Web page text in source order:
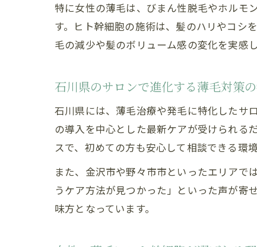
特に女性の薄毛は、びまん性脱毛やホルモ
す。ヒト幹細胞の施術は、髪のハリやコシ
毛の減少や髪のボリューム感の変化を実感
石川県のサロンで進化する薄毛対策
石川県には、薄毛治療や発毛に特化したサ
の導入を中心とした最新ケアが受けられる
スで、初めての方も安心して相談できる環境
また、金沢市や野々市市といったエリアで
うケア方法が見つかった」といった声が寄
味方となっています。